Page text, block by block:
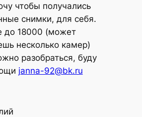
чтобы получались
снимки, для себя.
до 18000 (может
несколько камер)
разобраться, буду
janna-92@bk.ru